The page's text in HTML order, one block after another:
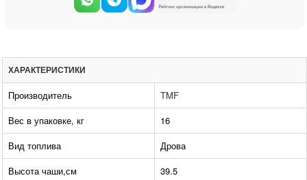
ХАРАКТЕРИСТИКИ
Производитель
TMF
Вес в упаковке, кг
16
Вид топлива
Дрова
Высота чаши,см
39.5